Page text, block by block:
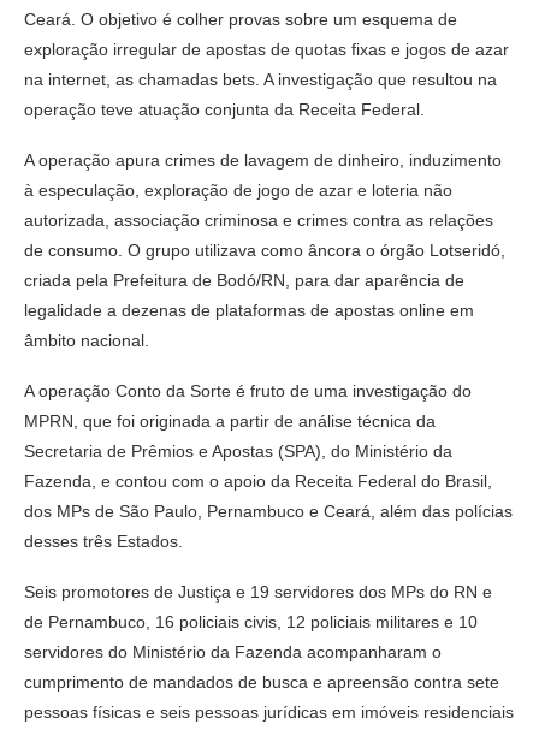
Ceará. O objetivo é colher provas sobre um esquema de
exploração irregular de apostas de quotas fixas e jogos de azar
na internet, as chamadas bets. A investigação que resultou na
operação teve atuação conjunta da Receita Federal.
A operação apura crimes de lavagem de dinheiro, induzimento
à especulação, exploração de jogo de azar e loteria não
autorizada, associação criminosa e crimes contra as relações
de consumo. O grupo utilizava como âncora o órgão Lotseridó,
criada pela Prefeitura de Bodó/RN, para dar aparência de
legalidade a dezenas de plataformas de apostas online em
âmbito nacional.
A operação Conto da Sorte é fruto de uma investigação do
MPRN, que foi originada a partir de análise técnica da
Secretaria de Prêmios e Apostas (SPA), do Ministério da
Fazenda, e contou com o apoio da Receita Federal do Brasil,
dos MPs de São Paulo, Pernambuco e Ceará, além das polícias
desses três Estados.
Seis promotores de Justiça e 19 servidores dos MPs do RN e
de Pernambuco, 16 policiais civis, 12 policiais militares e 10
servidores do Ministério da Fazenda acompanharam o
cumprimento de mandados de busca e apreensão contra sete
pessoas físicas e seis pessoas jurídicas em imóveis residenciais